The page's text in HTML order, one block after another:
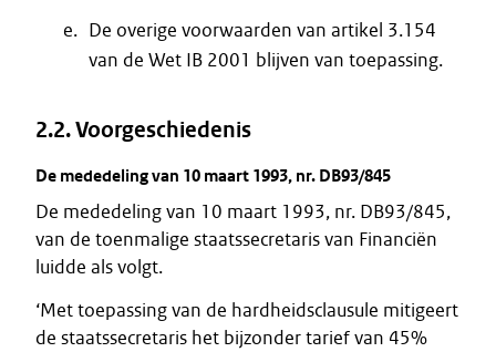
De overige voorwaarden van artikel 3.154
van de Wet IB 2001 blijven van toepassing.
2.2. Voorgeschiedenis
De mededeling van 10 maart 1993, nr. DB93/845
De mededeling van 10 maart 1993, nr. DB93/845,
van de toenmalige staatssecretaris van Financiën
luidde als volgt.
‘Met toepassing van de hardheidsclausule mitigeert
de staatssecretaris het bijzonder tarief van 45%